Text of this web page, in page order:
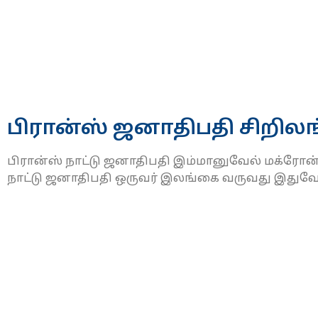
பிரான்ஸ் ஜனாதிபதி
பிரான்ஸ் நாட்டு ஜனாதிபதி இம்மானுவேல்
நாட்டு ஜனாதிபதி ஒருவர் இலங்கை வருவது